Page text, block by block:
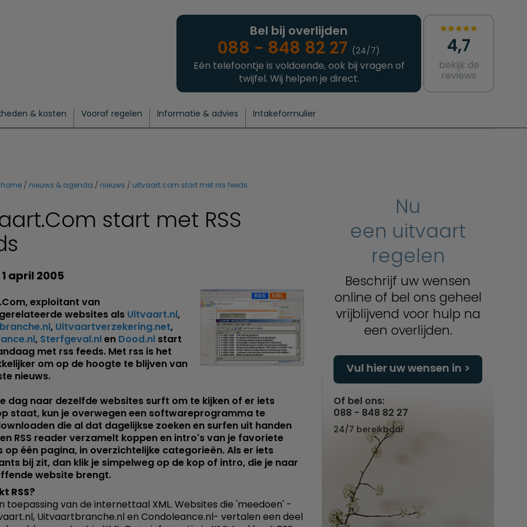
Bel bij overlijden
088 - 848 82 27 (24/7)
Eén telefoontje is voldoende, ook bij vragen of
twijfel. Wij helpen je direct.
4,7
bekijk de
reviews
& kosten Vooraf regelen Informatie & advies Intakeformulier
home nieuws & agenda nieuws uitvaart.com start met rss feeds
start met RSS
april 2005
exploitant van
websites als Uitvaart.nl,
, Uitvaartverzekering.net,
, Sterfgeval.nlen Dood.nl start
met rss feeds. Met rss is het
om op de hoogte te blijven van
nieuws.
dag naar dezelfde websites surft om te kijken of er iets
staat, kun je overwegen een softwareprogramma te
die al dat dagelijkse zoeken en surfen uit handen
RSS reader verzamelt koppen en intro's van je favoriete
op één pagina, in overzichtelijke categorieën. Als er iets
bij zit, dan klik je simpelweg op de kop of intro, die je naar
website brengt.
RSS?
toepassing van de internettaal XML. Websites die 'meedoen' -
Uitvaartbranche.nl en Condoleance.nl- vertalen een deel
Nu
een uitvaart
regelen
Beschrijf uw wensen
online of bel ons geheel
vrijblijvend voor hulp na
een overlijden.
Vul hier uw wensen in
Of bel ons:
088 - 848 82 27
24/7 bereikbaar